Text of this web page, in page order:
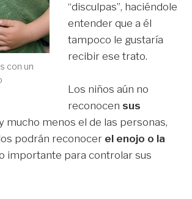
con un
“disculpas”, haciéndole
entender que a él
tampoco le gustaría
recibir ese trato.
Los niños aún no
reconocen sus
mucho menos el de las personas,
podrán reconocer el enojo o la
importante para controlar sus